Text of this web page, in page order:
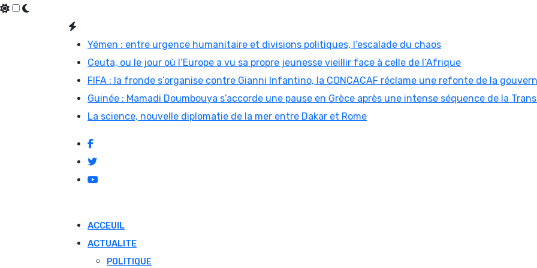
Yémen : entre urgence humanitaire et divisions politiques, l’escalade du chaos
Ceuta, ou le jour où l’Europe a vu sa propre jeunesse vieillir face à celle de l’Afrique
FIFA : la fronde s’organise contre Gianni Infantino, la CONCACAF réclame une refonte de la
Guinée : Mamadi Doumbouya s’accorde une pause en Grèce après une intense séquence de la
La science, nouvelle diplomatie de la mer entre Dakar et Rome
ACCEUIL
ACTUALITE
POLITIQUE